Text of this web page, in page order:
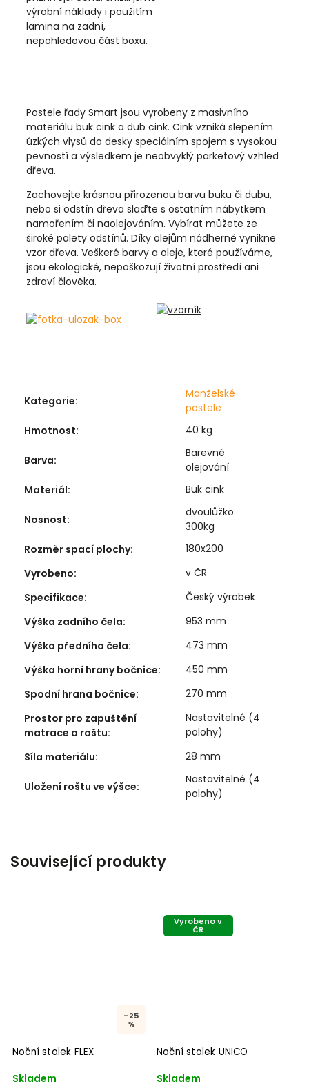
výrobní náklady i použitím
lamina na zadní,
nepohledovou část boxu.
Postele řady Smart jsou vyrobeny z masivního
materiálu buk cink a dub cink. Cink vzniká slepením
úzkých vlysů do desky speciálním spojem s vysokou
pevností a výsledkem je neobvyklý parketový vzhled
dřeva.
Zachovejte krásnou přirozenou barvu buku či dubu,
nebo si odstín dřeva slaďte s ostatním nábytkem
namořením či naolejováním. Vybírat můžete ze
široké palety odstínů. Díky olejům nádherně vynikne
vzor dřeva. Veškeré barvy a oleje, které používáme,
jsou ekologické, nepoškozují životní prostředí ani
zdraví člověka.
Kategorie:
Manželské
postele
Hmotnost: 40 kg
Barva:
Barevné
olejování
Materiál: Buk cink
Nosnost:
dvoulůžko
300kg
Rozměr spací plochy:
180x200
Vyrobeno:
v ČR
Specifikace:
Český výrobek
Výška zadního čela:
953 mm
Výška předního čela:
473 mm
Výška horní hrany bočnice:
450 mm
Spodní hrana bočnice:
270 mm
Prostor pro zapuštění
matrace a roštu:
Nastavitelné (4
polohy)
Síla materiálu: 28 mm
Uložení roštu ve výšce:
Nastavitelné (4
polohy)
Související produkty
–25
%
Noční stolek FLEX
Skladem
Vyrobeno v
ČR
Noční stolek UNICO
Skladem